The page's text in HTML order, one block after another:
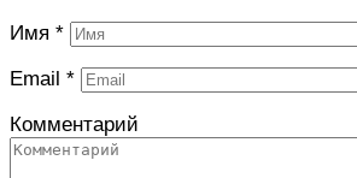
Имя *
Email *
Комментарий